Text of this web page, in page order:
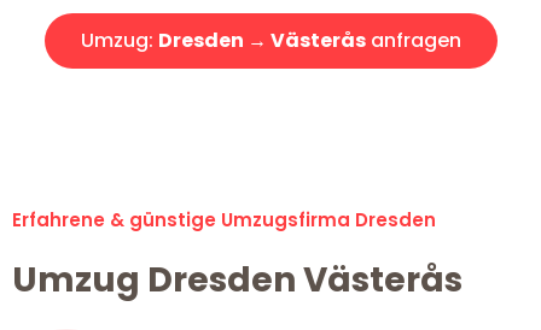
Umzug: Dresden → Västeråsanfragen
Erfahrene & günstige Umzugsfirma Dresden
Umzug Dresden Västerås